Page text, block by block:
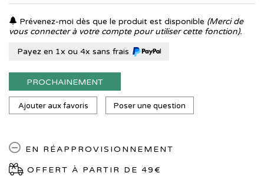
Prévenez-moi dès que le produit est disponible (Merci de
vous connecter à votre compte pour utiliser cette fonction).
Payez en 1x ou 4x sans frais
PROCHAINEMENT
Ajouter aux favoris Poser une question
EN RÉAPPROVISIONNEMENT
OFFERT À PARTIR DE 49€